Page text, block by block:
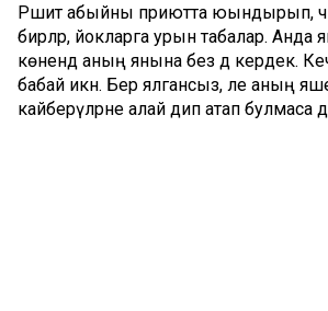
Рәшит абыйны приютта юындырып,
бирәләр, йокларга урын табалар. Анда
көнендә аның янына без дә кердек.
бабай икән. Бер ялгансыз, әле аның
кайберәүләрне алай дип атап булмаса